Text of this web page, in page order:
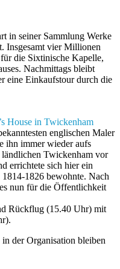
in seiner Sammlung Werke
Insgesamt vier Millionen
die Sixtinische Kapelle,
Nachmittags bleibt
eine Einkaufstour durch die
House in Twickenham
englischen Maler
ihn immer wieder aufs
Twickenham vor
errichtete sich hier ein
1826 bewohnte. Nach
nun für die Öffentlichkeit
Rückflug (15.40 Uhr) mit
der Organisation bleiben